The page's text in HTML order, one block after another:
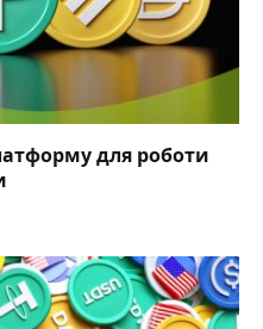
для роботи